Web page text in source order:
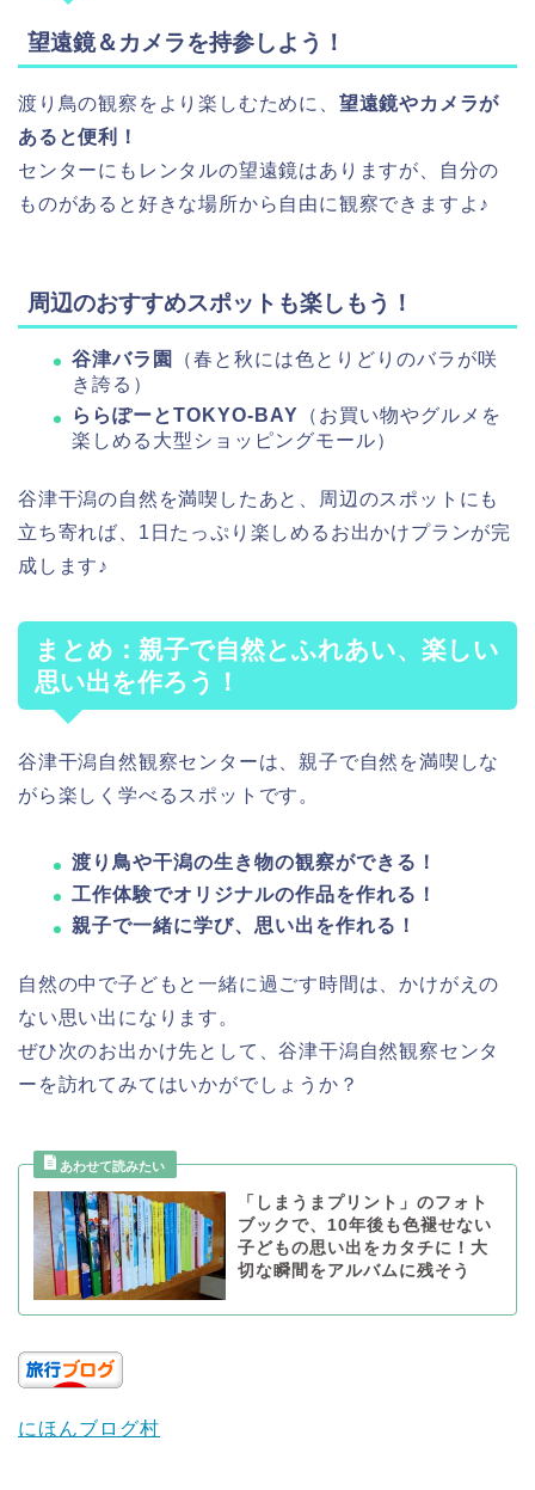
望遠鏡＆カメラを持参しよう！
渡り鳥の観察をより楽しむために、 望遠鏡やカメラが
あると便利！
センターにもレンタルの望遠鏡はありますが、自分の
ものがあると好きな場所から自由に観察できますよ♪
周辺のおすすめスポットも楽しもう！
谷津バラ園
（春と秋には色とりどりのバラが咲
き誇る）
ららぽーとTOKYO-BAY （お買い物やグルメを
楽しめる大型ショッピングモール）
谷津干潟の自然を満喫したあと、周辺のスポットにも
立ち寄れば、1日たっぷり楽しめるお出かけプランが完
成します♪
まとめ：親子で自然とふれあい、楽しい
思い出を作ろう！
谷津干潟自然観察センターは、親子で自然を満喫しな
がら楽しく学べるスポットです。
渡り鳥や干潟の生き物の観察ができる！
工作体験でオリジナルの作品を作れる！
親子で一緒に学び、思い出を作れる！
自然の中で子どもと一緒に過ごす時間は、かけがえの
ない思い出になります。
ぜひ次のお出かけ先として、谷津干潟自然観察センタ
ーを訪れてみてはいかがでしょうか？
「しまうまプリント」のフォト
ブックで、10年後も色褪せない
子どもの思い出をカタチに！大
切な瞬間をアルバムに残そう
にほんブログ村